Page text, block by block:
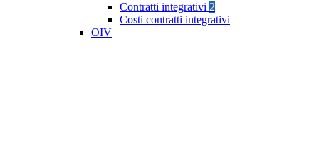
Contratti integrativi 2
Costi contratti integrativi
OIV